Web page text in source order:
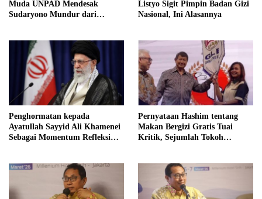
Muda UNPAD Mendesak
Sudaryono Mundur dari
Independensi Badan Gizi
Nasional
Listyo Sigit Pimpin Badan Gizi
Nasional, Ini Alasannya
Penghormatan kepada
Ayatullah Sayyid Ali Khamenei
Sebagai Momentum Refleksi
bagi Indonesia
Pernyataan Hashim tentang
Makan Bergizi Gratis Tuai
Kritik, Sejumlah Tokoh